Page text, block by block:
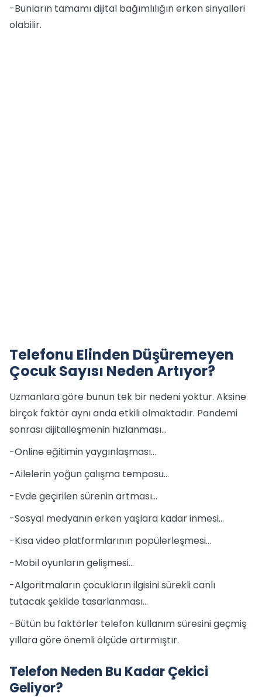
-Bunların tamamı dijital bağımlılığın erken sinyalleri
olabilir.
Telefonu Elinden Düşüremeyen
Çocuk Sayısı Neden Artıyor?
Uzmanlara göre bunun tek bir nedeni yoktur. Aksine
birçok faktör aynı anda etkili olmaktadır. Pandemi
sonrası dijitalleşmenin hızlanması...
-Online eğitimin yaygınlaşması...
-Ailelerin yoğun çalışma temposu...
-Evde geçirilen sürenin artması...
-Sosyal medyanın erken yaşlara kadar inmesi...
-Kısa video platformlarının popülerleşmesi...
-Mobil oyunların gelişmesi...
-Algoritmaların çocukların ilgisini sürekli canlı
tutacak şekilde tasarlanması...
-Bütün bu faktörler telefon kullanım süresini geçmiş
yıllara göre önemli ölçüde artırmıştır.
Telefon Neden Bu Kadar Çekici
Geliyor?